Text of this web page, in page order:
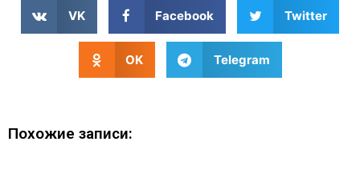
VK Facebook Twitter
OK Telegram
Похожие записи: